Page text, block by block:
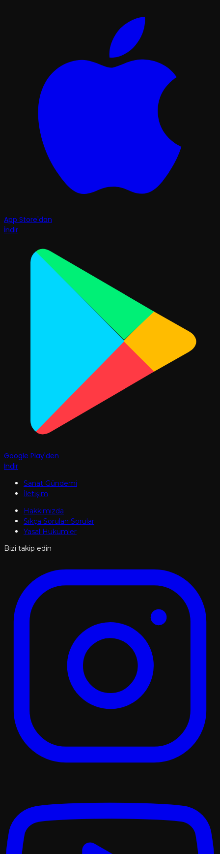
App Store'dan
İndir
Google Play'den
İndir
Sanat Gündemi
İletişim
Hakkımızda
Sıkça Sorulan Sorular
Yasal Hükümler
Bizi takip edin